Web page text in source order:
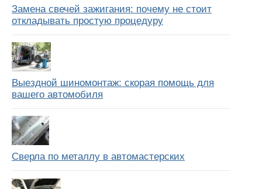
Замена свечей зажигания: почему не стоит
откладывать простую процедуру
Выездной шиномонтаж: скорая помощь для
вашего автомобиля
Сверла по металлу в автомастерских